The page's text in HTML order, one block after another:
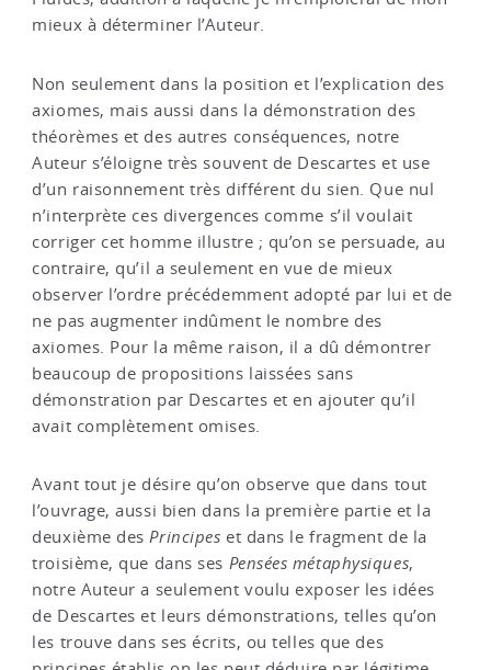
mieux à déterminer l’Auteur.
Non seulement dans la position et l’explication des
axiomes, mais aussi dans la démonstration des
théorèmes et des autres conséquences, notre
Auteur s’éloigne très souvent de Descartes et use
d’un raisonnement très différent du sien. Que nul
n’interprète ces divergences comme s’il voulait
corriger cet homme illustre ; qu’on se persuade, au
contraire, qu’il a seulement en vue de mieux
observer l’ordre précédemment adopté par lui et de
ne pas augmenter indûment le nombre des
axiomes. Pour la même raison, il a dû démontrer
beaucoup de propositions laissées sans
démonstration par Descartes et en ajouter qu’il
avait complètement omises.
Avant tout je désire qu’on observe que dans tout
l’ouvrage, aussi bien dans la première partie et la
deuxième desPrincipes et dans le fragment de la
troisième, que dans ses Pensées métaphysiques,
notre Auteur a seulement voulu exposer les idées
de Descartes et leurs démonstrations, telles qu’on
les trouve dans ses écrits, ou telles que des